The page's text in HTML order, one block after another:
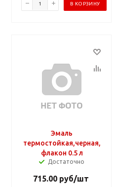
В КОРЗИНУ
Эмаль
термостойкая,черная,
флакон 0.5 л
Достаточно
715.00руб/шт